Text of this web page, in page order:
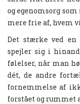
og egenomsorg
mere frie af, hvem vi
Det stærke ved en
spejler sig i
følelser, når man
dét, de andre
fornemmelse af
forstået og rummet